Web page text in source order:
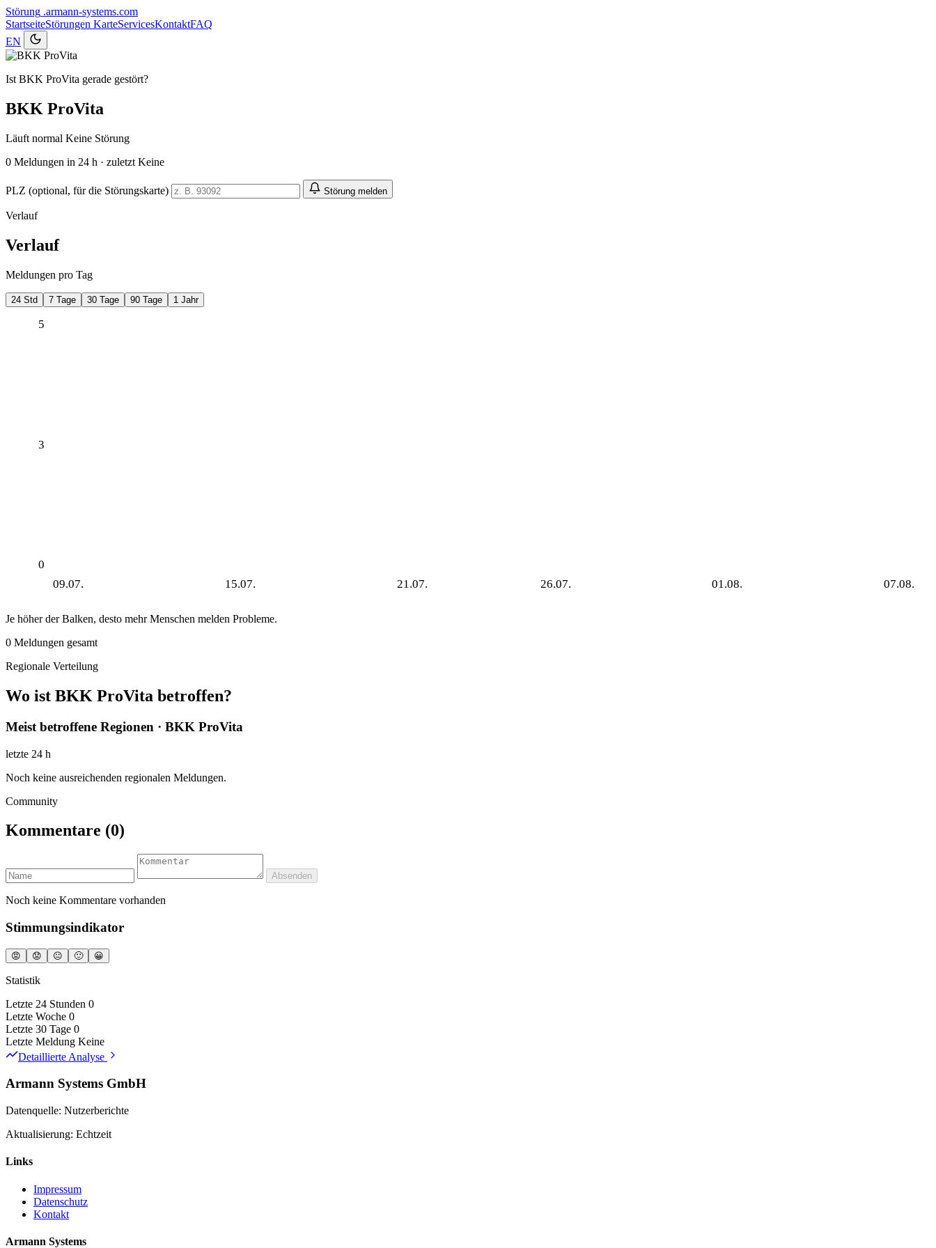
Störung .armann-systems.com
StartseiteStörungen KarteServicesKontaktFAQ
EN
Ist BKK ProVita gerade gestört?
BKK ProVita
Läuft normal Keine Störung
0 Meldungen in 24 h · zuletzt Keine
PLZ (optional, für die Störungskarte) Störung melden
Verlauf
Verlauf
Meldungen pro Tag
24 Std 7 Tage 30 Tage 90 Tage 1 Jahr
0
3
5
09.07. 15.07. 21.07. 26.07. 01.08. 07.08.
Je höher der Balken, desto mehr Menschen melden Probleme.
0 Meldungen gesamt
Regionale Verteilung
Wo ist BKK ProVita betroffen?
Meist betroffene Regionen · BKK ProVita
letzte 24 h
Noch keine ausreichenden regionalen Meldungen.
Community
Kommentare (0)
Absenden
Noch keine Kommentare vorhanden
Stimmungsindikator
😡 😟 😐 🙂 😀
Statistik
Letzte 24 Stunden 0
Letzte Woche 0
Letzte 30 Tage 0
Letzte Meldung Keine
Detaillierte Analyse
Armann Systems GmbH
Datenquelle: Nutzerberichte
Aktualisierung: Echtzeit
Links
Impressum
Datenschutz
Kontakt
Armann Systems